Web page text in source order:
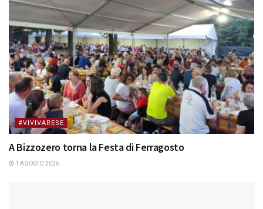
#VIVIVARESE
A Bizzozero torna la Festa di Ferragosto
1 AGOSTO 2026